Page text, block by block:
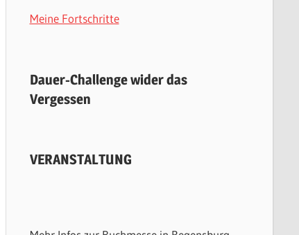
Meine Fortschritte
Dauer-Challenge wider das
Vergessen
VERANSTALTUNG